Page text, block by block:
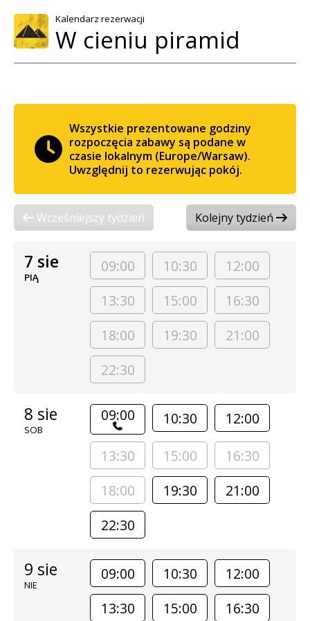
Kalendarz rezerwacji
W cieniu piramid
Wszystkie prezentowane godziny
rozpoczęcia zabawy są podane w
czasie lokalnym (Europe/Warsaw).
Uwzględnij to rezerwując pokój.
Wcześniejszy tydzień Kolejny tydzień
7 sie
PIĄ
09:00 10:30
12:00
13:30
15:00
16:30
18:00
19:30
21:00
22:30
8 sie
SOB
09:00 10:30 12:00
13:30 15:00
16:30
18:00
19:30
21:00
22:30
9 sie
NIE
09:00 10:30
12:00
13:30
15:00 16:30